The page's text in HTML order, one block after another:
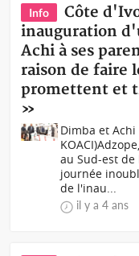
Info
Côte
inauguration
Achi à ses
raison de faire
promettent et
»
Dimba et
au Sud-est de
journée
de l'inau...
il y a 4 ans